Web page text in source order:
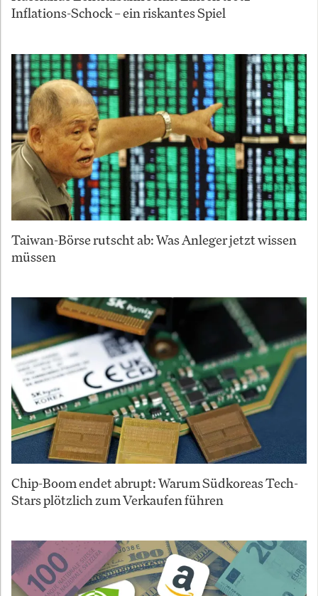
Inflations-Schock – ein riskantes Spiel
Taiwan-Börse rutscht ab: Was Anleger jetzt wissen
müssen
Chip-Boom endet abrupt: Warum Südkoreas Tech-
Stars plötzlich zum Verkaufen führen